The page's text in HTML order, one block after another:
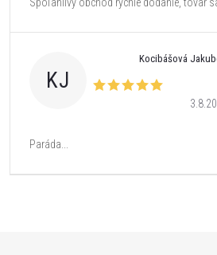
KJ
Kocibášová
Paráda...